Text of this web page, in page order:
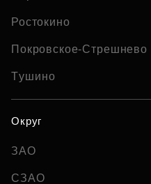
Ростокино
Покровское-Стрешнево
Тушино
Округ
ЗАО
СЗАО